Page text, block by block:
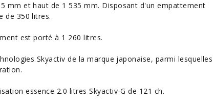
mm et haut de 1 535 mm. Disposant d'un empattement
de 350 litres.
est porté à 1 260 litres.
Skyactiv de la marque japonaise, parmi lesquelles
essence 2.0 litres Skyactiv-G de 121 ch.